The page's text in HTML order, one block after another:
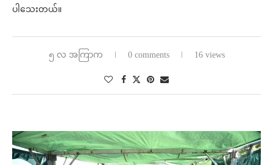
ပါသေးတယ်။
၅ လ အကြာက 0 comments 16 views